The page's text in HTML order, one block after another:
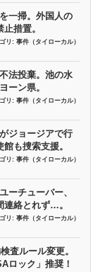
一掃。外国人の
措置。
リ: 事件（タイローカル）
法投棄。池の水
ーン県。
リ: 事件（タイローカル）
ジョージアで行
も捜索支援。
リ: 事件（タイローカル）
ーチューバー、
連絡とれず…。
リ: 事件（タイローカル）
査ルール変更。
ロック」推奨！